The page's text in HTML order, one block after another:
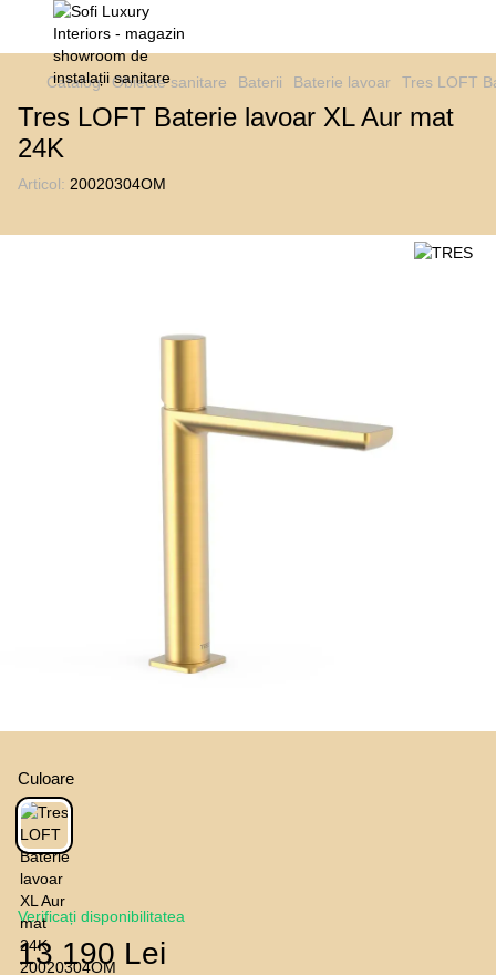
Catalog Obiecte sanitare Baterii Baterie lavoar Tres LOFT
Tres LOFT Baterie lavoar XL Aur mat
24K
Articol: 20020304OM
Culoare
Verificați disponibilitatea
13 190 Lei